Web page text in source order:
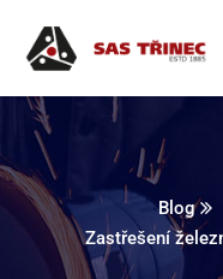
Blog
Zastřešení